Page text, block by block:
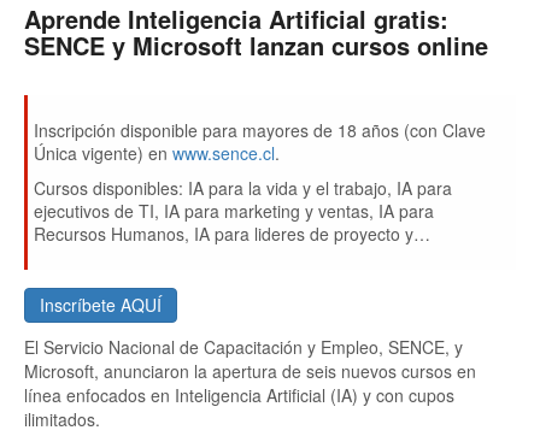
Aprende Inteligencia Artificial gratis:
SENCE y Microsoft lanzan cursos online
Inscripción disponible para mayores de 18 años (con Clave
Única vigente) en www.sence.cl.
Cursos disponibles: IA para la vida y el trabajo, IA para
ejecutivos de TI, IA para marketing y ventas, IA para
Recursos Humanos, IA para lideres de proyecto y
Inscríbete AQUÍ
El Servicio Nacional de Capacitación y Empleo, SENCE, y
Microsoft, anunciaron la apertura de seis nuevos cursos en
línea enfocados en Inteligencia Artificial (IA) y con cupos
ilimitados.